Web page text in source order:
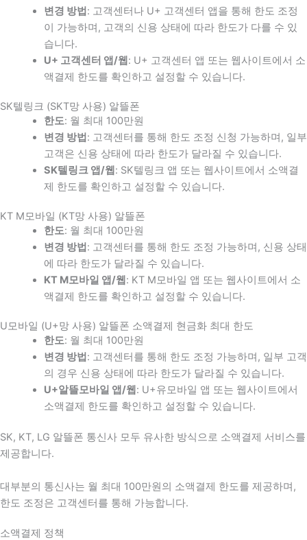
변경 방법 : 고객센터나 U+ 고객센터 앱을 통해 한도 조정
이 가능하며, 고객의 신용 상태에 따라 한도가 다를 수 있
습니다.
U+ 고객센터 앱/웹 : U+ 고객센터 앱 또는 웹사이트에서 소
액결제 한도를 확인하고 설정할 수 있습니다.
SK텔링크 (SKT망 사용) 알뜰폰
한도: 월 최대 100만원
변경 방법 : 고객센터를 통해 한도 조정 신청 가능하며, 일부
고객은 신용 상태에 따라 한도가 달라질 수 있습니다.
SK텔링크 앱/웹 : SK텔링크 앱 또는 웹사이트에서 소액결
제 한도를 확인하고 설정할 수 있습니다.
KT M모바일 (KT망 사용) 알뜰폰
한도: 월 최대 100만원
변경 방법 : 고객센터를 통해 한도 조정 가능하며, 신용 상태
에 따라 한도가 달라질 수 있습니다.
KT M모바일 앱/웹 : KT M모바일 앱 또는 웹사이트에서 소
액결제 한도를 확인하고 설정할 수 있습니다.
U모바일 (U+망 사용) 알뜰폰 소액결제 현금화 최대 한도
한도: 월 최대 100만원
변경 방법 : 고객센터를 통해 한도 조정 가능하며, 일부 고객
의 경우 신용 상태에 따라 한도가 달라질 수 있습니다.
U+알뜰모바일 앱/웹 : U+유모바일 앱 또는 웹사이트에서
소액결제 한도를 확인하고 설정할 수 있습니다.
SK, KT, LG 알뜰폰 통신사 모두 유사한 방식으로 소액결제 서비스를
제공합니다.
대부분의 통신사는 월 최대 100만원의 소액결제 한도를 제공하며,
한도 조정은 고객센터를 통해 가능합니다.
소액결제 정책